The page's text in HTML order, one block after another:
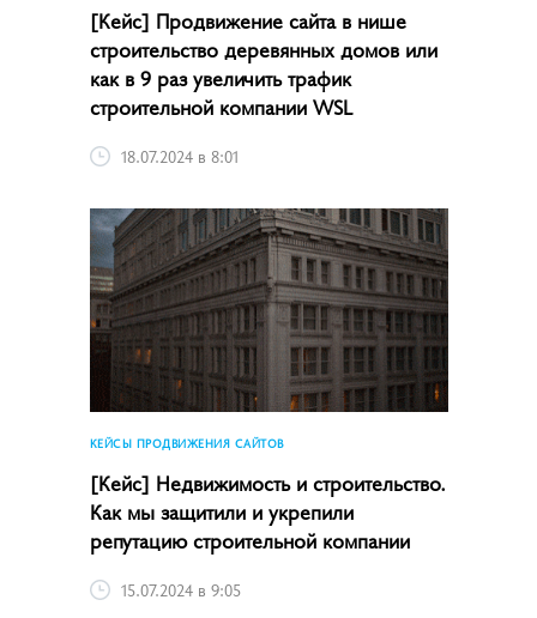
[Кейс] Продвижение сайта в нише
строительство деревянных домов или
как в 9 раз увеличить трафик
строительной компании WSL
18.07.2024 в 8:01
КЕЙСЫ ПРОДВИЖЕНИЯ САЙТОВ
[Кейс] Недвижимость и строительство.
Как мы защитили и укрепили
репутацию строительной компании
15.07.2024 в 9:05